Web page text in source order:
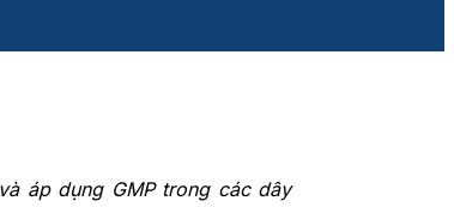
áp dụng GMP trong các dây